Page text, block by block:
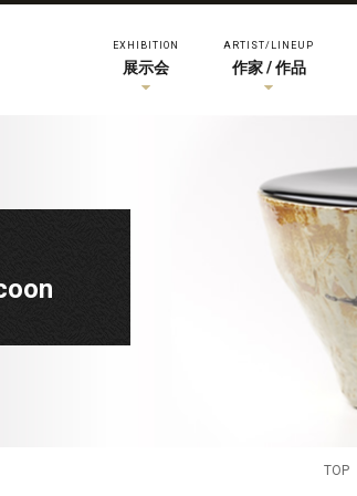
EXHIBITION
展示会
ARTIST/LINEUP
作家 / 作品
TOP